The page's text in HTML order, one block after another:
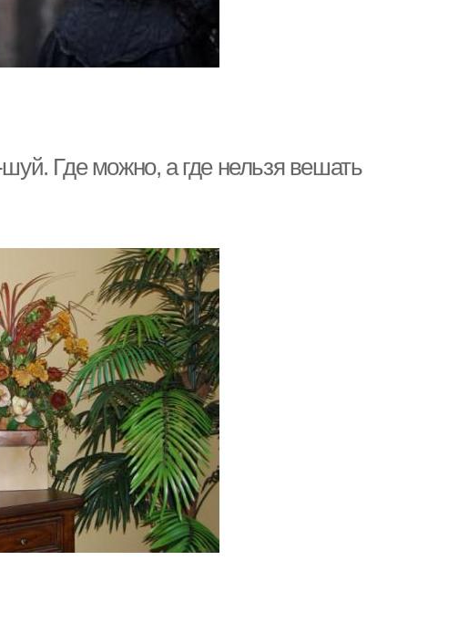
Где можно, а где нельзя вешать